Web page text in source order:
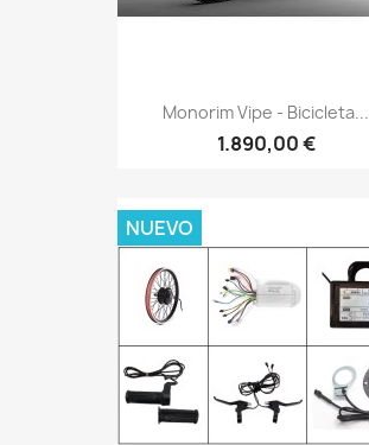
Monorim Vipe - Bicicleta...
1.890,00 €
NUEVO